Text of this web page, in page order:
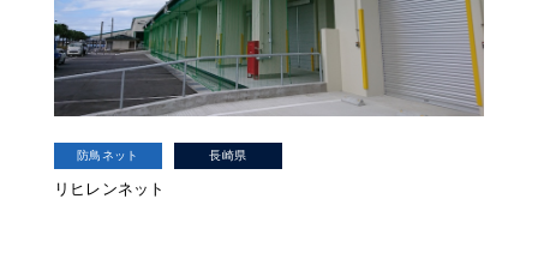
防鳥ネット 長崎県
リヒレンネット